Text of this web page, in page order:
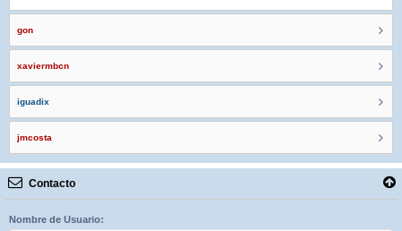
gon
xaviermbcn
iguadix
jmcosta
Contacto
Nombre de Usuario: